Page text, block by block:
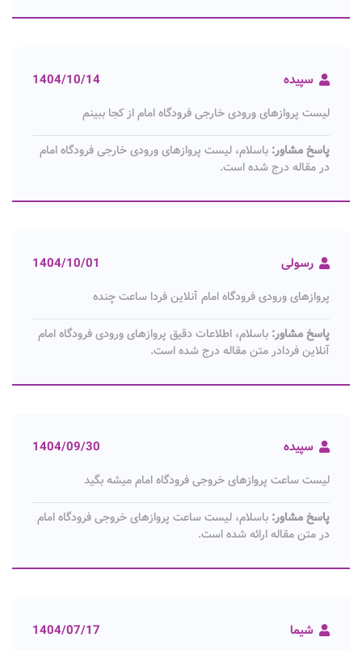
سپیده 1404/10/14
لیست پروازهای ورودی خارجی فرودگاه امام از کجا ببینم
پاسخ مشاور: باسلام، لیست پروازهای ورودی خارجی فرودگاه امام
در مقاله درج شده است.
رسولی 1404/10/01
پروازهای ورودی فرودگاه امام آنلاین فردا ساعت چنده
پاسخ مشاور: باسلام، اطلاعات دقیق پروازهای ورودی فرودگاه امام
آنلاین فردادر متن مقاله درج شده است.
سپیده 1404/09/30
لیست ساعت پروازهای خروجی فرودگاه امام میشه بگید
پاسخ مشاور: باسلام، لیست ساعت پروازهای خروجی فرودگاه امام
در متن مقاله ارائه شده است.
شیما 1404/07/17